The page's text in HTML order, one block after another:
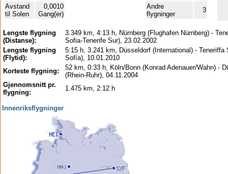
Avstand
til Solen
0,0010
Gang(er)
Andre
flygninger
3
Lengste flygning
(Distanse):
3.349 km, 4:13 h, Nürnberg (Flughafen Nürnberg) -
Sofia-Tenerife Sur), 23.02.2002
Lengste flygning
(Flytid):
5:15 h, 3.241 km, Düsseldorf (International) - Teneriffa
Sofía), 10.01.2010
Korteste flygning:
52 km, 0:33 h, Köln/Bonn (Konrad Adenauer/Wahn) -
(Rhein-Ruhr), 04.11.2004
Gjennomsnitt pr.
flygning:
1.475 km, 2:12 h
Innenriksflygninger